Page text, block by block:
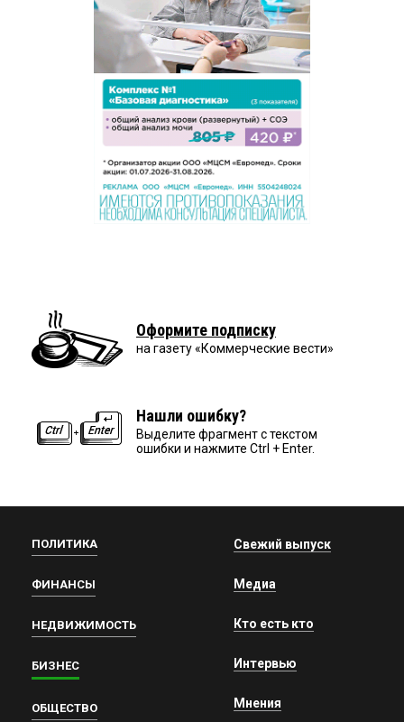
Оформите подписку
на газету «Коммерческие вести»
Нашли ошибку?
Выделите фрагмент с текстом
ошибки и нажмите Ctrl + Enter.
ПОЛИТИКА
ФИНАНСЫ
НЕДВИЖИМОСТЬ
БИЗНЕС
ОБЩЕСТВО
Свежий выпуск
Медиа
Кто есть кто
Интервью
Мнения